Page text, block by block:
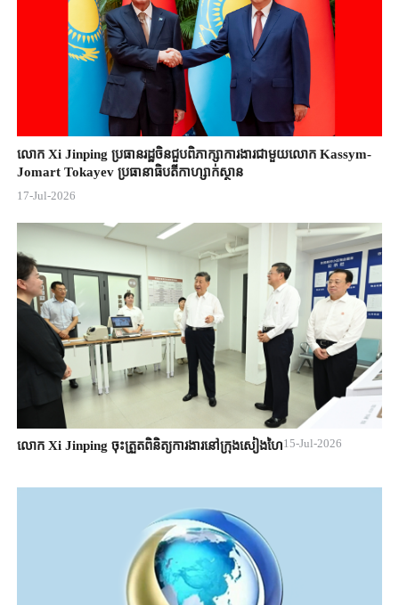
លោក Xi Jinping ប្រធានរដ្ឋចិន​ជួបពិភាក្សា​ការងារជាមួយ​លោក Kassym-
Jomart ​Tokayev ​ប្រធានាធិបតី​កាហ្សាក់ស្ថាន​
17-Jul-2026
លោក Xi Jinping ចុះត្រួតពិនិត្យការងារនៅក្រុងសៀងហៃ15-Jul-2026